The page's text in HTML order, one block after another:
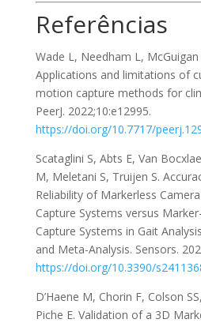
Referências
Wade L, Needham L, McGuigan
Applications and limitations of
motion capture methods for
PeerJ. 2022;10:e12995.
https://doi.org/10.7717/
Scataglini S, Abts E, Van
M, Meletani S, Truijen S.
Reliability of Markerless
Capture Systems versus
Capture Systems in Gait
and Meta-Analysis. Sensors.
https://doi.org/10.3390/
D’Haene M, Chorin F, Colson
Piche E. Validation of a 3D